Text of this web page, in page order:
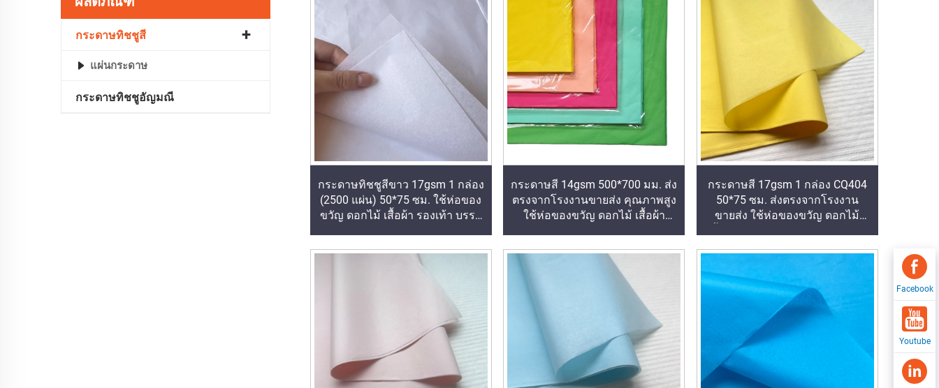
กระดาษทิชชูสี
แผ่นกระดาษ
กระดาษทิชชูอัญมณี
กระดาษทิชชูสีขาว 17gsm 1 กล่อง
(2500 แผ่น) 50*75 ซม. ใช้ห่อของ
ขวัญ ดอกไม้ เสื้อผ้า รองเท้า บรรจุ
กระดาษสี 14gsm 500*700 มม. ส่ง
ตรงจากโรงงานขายส่ง คุณภาพสูง
ใช้ห่อของขวัญ ดอกไม้ เสื้อผ้า
และผลไม้
กระดาษสี 17gsm 1 กล่อง CQ404
50*75 ซม. ส่งตรงจากโรงงาน
ขายส่ง ใช้ห่อของขวัญ ดอกไม้
Facebook
Youtube